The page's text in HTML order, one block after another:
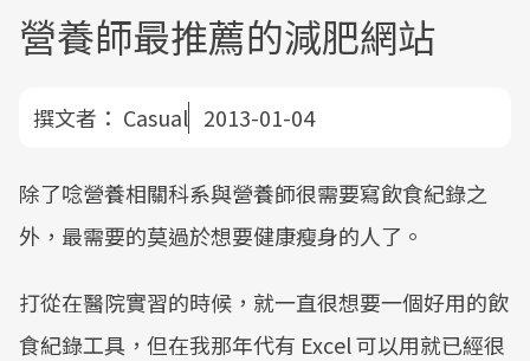
營養師最推薦的減肥網站
撰文者： Casual 2013-01-04
除了唸營養相關科系與營養師很需要寫飲食紀錄之
外，最需要的莫過於想要健康瘦身的人了。
打從在醫院實習的時候，就一直很想要一個好用的飲
食紀錄工具，但在我那年代有 Excel 可以用就已經很